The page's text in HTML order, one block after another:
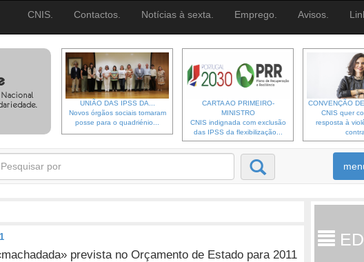
CNIS. Contactos. Notícias à sexta. Emprego. Avisos.
UNIÃO DAS IPSS DA...
Novos órgãos sociais tomaram
posse para o quadriénio...
CARTA AO PRIMEIRO-
MINISTRO
CNIS indignada com exclusão
das IPSS da flexibilização...
CONVENÇÃO
CNIS quer
resposta à
prevista no Orçamento de Estado para 2011